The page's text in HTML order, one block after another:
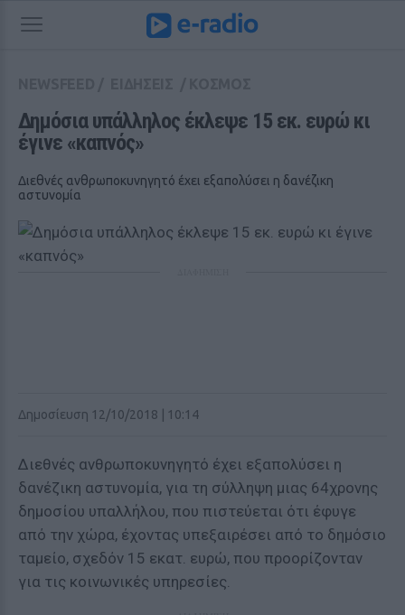
Δημόσια υπάλληλος έκλεψε 15 εκ. ευρώ κι
έγινε «καπνός»
Διεθνές ανθρωποκυνηγητό έχει εξαπολύσει η δανέζικη
αστυνομία
Δημοσίευση 12/10/2018 | 10:14
Διεθνές ανθρωποκυνηγητό έχει εξαπολύσει η
δανέζικη αστυνομία, για τη σύλληψη μιας 64χρονης
δημοσίου υπαλλήλου, που πιστεύεται ότι έφυγε
από την χώρα, έχοντας υπεξαιρέσει από το δημόσιο
ταμείο, σχεδόν 15 εκατ. ευρώ, που προορίζονταν
για τις κοινωνικές υπηρεσίες.